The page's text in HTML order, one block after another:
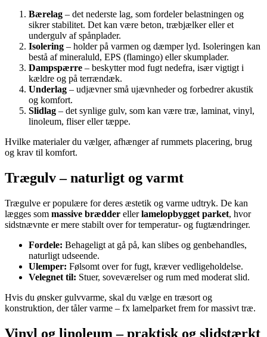
Bærelag – det nederste lag, som fordeler belastningen og
sikrer stabilitet. Det kan være beton, træbjælker eller et
undergulv af spånplader.
Isolering – holder på varmen og dæmper lyd. Isoleringen kan
bestå af mineraluld, EPS (flamingo) eller skumplader.
Dampspærre – beskytter mod fugt nedefra, især vigtigt i
kældre og på terrændæk.
Underlag – udjævner små ujævnheder og forbedrer akustik
og komfort.
Slidlag – det synlige gulv, som kan være træ, laminat, vinyl,
linoleum, fliser eller tæppe.
Hvilke materialer du vælger, afhænger af rummets placering, brug
og krav til komfort.
Trægulv – naturligt og varmt
Trægulve er populære for deres æstetik og varme udtryk. De kan
lægges som massive brædder ellerlamelopbygget parket, hvor
sidstnævnte er mere stabilt over for temperatur- og fugtændringer.
Fordele: Behageligt at gå på, kan slibes og genbehandles,
naturligt udseende.
Ulemper: Følsomt over for fugt, kræver vedligeholdelse.
Velegnet til: Stuer, soveværelser og rum med moderat slid.
Hvis du ønsker gulvvarme, skal du vælge en træsort og
konstruktion, der tåler varme – fx lamelparket frem for massivt træ.
Vinyl og linoleum – praktisk og slidstærkt